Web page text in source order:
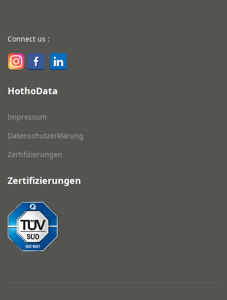
Connect us :
HothoData
Impressum
Datenschutzerklärung
Zertifizierungen
Zertifizierungen